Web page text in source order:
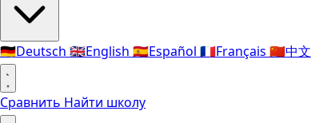
🇩🇪Deutsch 🇬🇧English 🇪🇸Español 🇫🇷Français 🇨🇳中文
Сравнить Найти школу